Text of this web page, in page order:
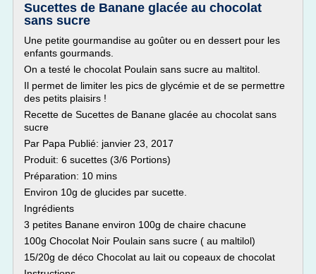
Sucettes de Banane glacée au chocolat
sans sucre
Une petite gourmandise au goûter ou en dessert pour les
enfants gourmands.
On a testé le chocolat Poulain sans sucre au maltitol.
Il permet de limiter les pics de glycémie et de se permettre
des petits plaisirs !
Recette de Sucettes de Banane glacée au chocolat sans
sucre
Par Papa Publié: janvier 23, 2017
Produit: 6 sucettes (3/6 Portions)
Préparation: 10 mins
Environ 10g de glucides par sucette.
Ingrédients
3 petites Banane environ 100g de chaire chacune
100g Chocolat Noir Poulain sans sucre ( au maltilol)
15/20g de déco Chocolat au lait ou copeaux de chocolat